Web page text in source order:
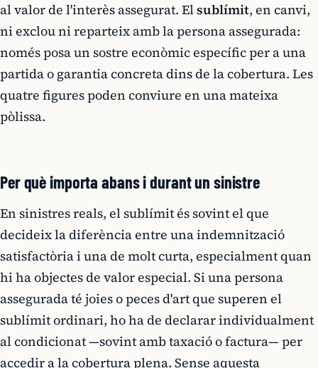
al valor de l'interès assegurat. Elsublímit, en canvi,
ni exclou ni reparteix amb la persona assegurada:
només posa un sostre econòmic específic per a una
partida o garantia concreta dins de la cobertura. Les
quatre figures poden conviure en una mateixa
pòlissa.
Per què importa abans i durant un sinistre
En sinistres reals, el sublímit és sovint el que
decideix la diferència entre una indemnització
satisfactòria i una de molt curta, especialment quan
hi ha objectes de valor especial. Si una persona
assegurada té joies o peces d'art que superen el
sublímit ordinari, ho ha de declarar individualment
al condicionat —sovint amb taxació o factura— per
accedir a la cobertura plena. Sense aquesta